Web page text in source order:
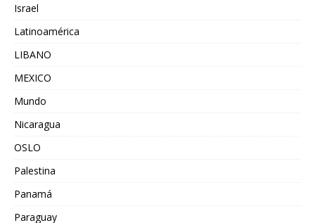
Israel
Latinoamérica
LIBANO
MEXICO
Mundo
Nicaragua
OSLO
Palestina
Panamá
Paraguay